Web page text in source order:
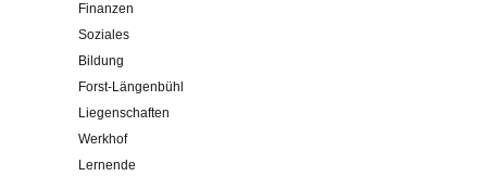
Finanzen
Soziales
Bildung
Forst-Längenbühl
Liegenschaften
Werkhof
Lernende